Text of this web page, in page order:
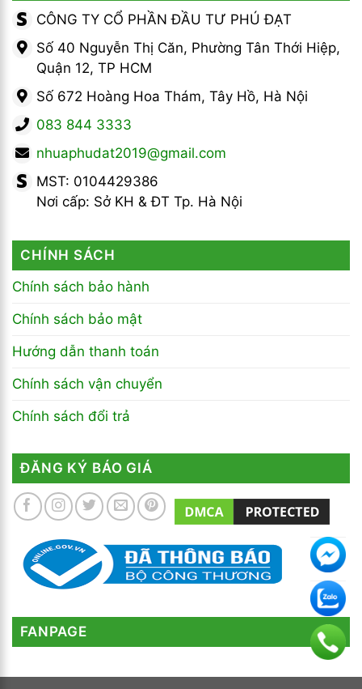
CÔNG TY CỔ PHẦN ĐẦU TƯ PHÚ ĐẠT
Số 40 Nguyễn Thị Căn, Phường Tân Thới Hiệp,
Quận 12, TP HCM
Số 672 Hoàng Hoa Thám, Tây Hồ, Hà Nội
083 844 3333
nhuaphudat2019@gmail.com
MST: 0104429386
Nơi cấp: Sở KH & ĐT Tp. Hà Nội
CHÍNH SÁCH
Chính sách bảo hành
Chính sách bảo mật
Hướng dẫn thanh toán
Chính sách vận chuyển
Chính sách đổi trả
ĐĂNG KÝ BÁO GIÁ
FANPAGE